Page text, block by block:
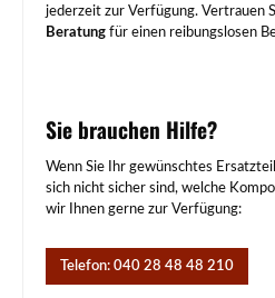
jederzeit zur Verfügung. Vertrauen
Beratung für einen reibungslosen
Sie brauchen Hilfe?
Wenn Sie Ihr gewünschtes
sich nicht sicher sind, welche
wir Ihnen gerne zur Verfügung:
Telefon: 040 28 48 48 210